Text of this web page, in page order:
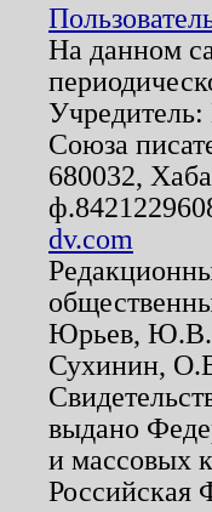
На данном
Союза
680032,
dv.com
Юрьев, Ю.В.
Сухинин,
выдано
и массовых
Российская